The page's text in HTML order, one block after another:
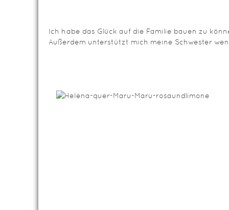
Ich habe das Glück auf die Familie bauen zu
Außerdem unterstützt mich meine Schwester